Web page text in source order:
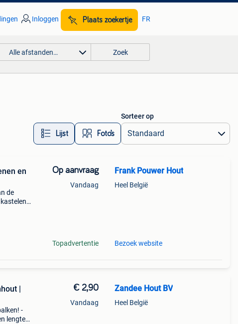
Inloggen Plaats zoekertje FR
Alle afstanden… Zoek
Lijst Foto’s
Sorteer op
en
de
Op aanvraag
Vandaag
Topadvertentie
Frank Pouwer Hout
Heel België
Bezoek website
|
-
lengtes
€ 2,90
Vandaag
Zandee Hout BV
Heel België